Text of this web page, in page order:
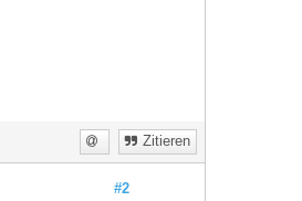
Zitieren
#2